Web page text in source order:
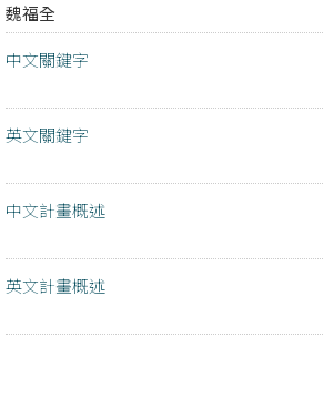
魏福全
中文關鍵字
英文關鍵字
中文計畫概述
英文計畫概述